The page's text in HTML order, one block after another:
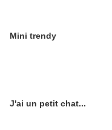
Mini trendy
J'ai un petit chat...